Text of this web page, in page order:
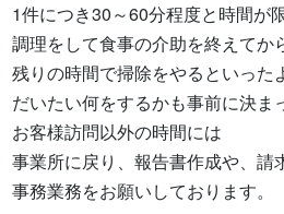
1件につき30～60分程度と時間が
調理をして食事の介助を終えてか
残りの時間で掃除をやるといった
だいたい何をするかも事前に決ま
お客様訪問以外の時間には
事業所に戻り、報告書作成や、請
事務業務をお願いしております。